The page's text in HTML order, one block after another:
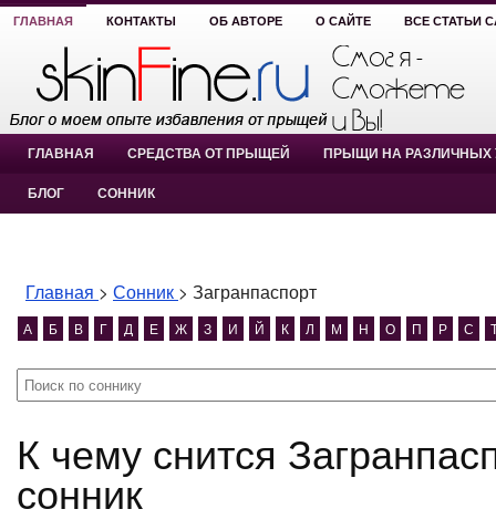
ГЛАВНАЯ КОНТАКТЫ ОБ АВТОРЕ О САЙТЕ ВСЕ СТАТЬИ
ГЛАВНАЯ СРЕДСТВА ОТ ПРЫЩЕЙ ПРЫЩИ НА РАЗЛИЧНЫХ
БЛОГ СОННИК
Главная > Сонник > Загранпаспорт
А Б В Г Д Е Ж З И Й К Л М Н О П Р С
К чему снится Загранпаспорт? Загранпаспорт
сонник